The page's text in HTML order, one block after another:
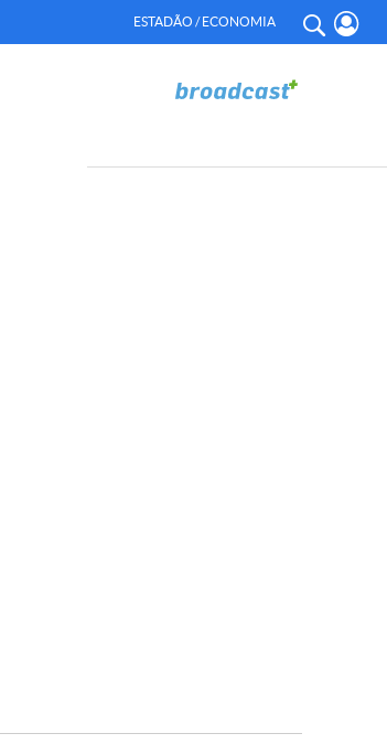
ESTADÃO / ECONOMIA